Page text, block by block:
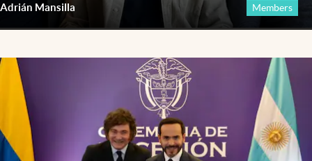
Adrián Mansilla Members